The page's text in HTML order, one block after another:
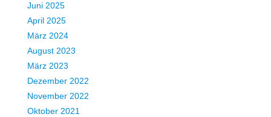
Juni 2025
April 2025
März 2024
August 2023
März 2023
Dezember 2022
November 2022
Oktober 2021